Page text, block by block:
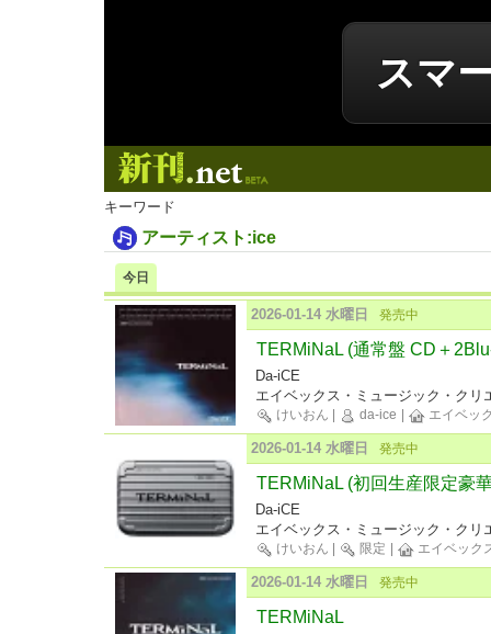
スマ
キーワード
アーティスト:ice
今日
2026-01-14 水曜日 発売中
TERMiNaL (通常盤 CD＋
Da-iCE
エイベックス・ミュージック・クリ
けいおん da-ice エイベッ
2026-01-14 水曜日 発売中
TERMiNaL (初回生産限定豪
Da-iCE
エイベックス・ミュージック・クリ
けいおん 限定 エイベック
2026-01-14 水曜日 発売中
TERMiNaL